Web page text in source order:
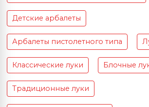
Детские арбалеты
Арбалеты пистолетного типа
Классические луки Блочные
Традиционные луки